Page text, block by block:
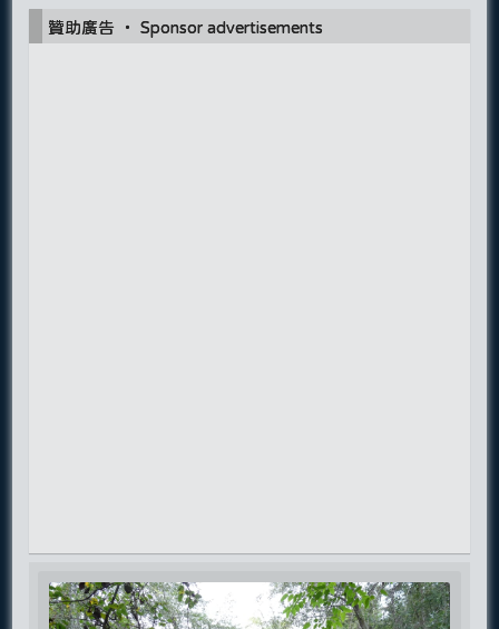
贊助廣告 ‧ Sponsor advertisements